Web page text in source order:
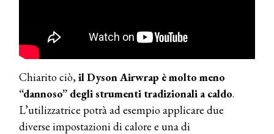
Chiarito ciò,ilDyson Airwrap è molto meno
“dannoso” degli strumenti tradizionali a caldo.
L’utilizzatrice potrà ad esempio applicare due
diverse impostazioni di calore e una di